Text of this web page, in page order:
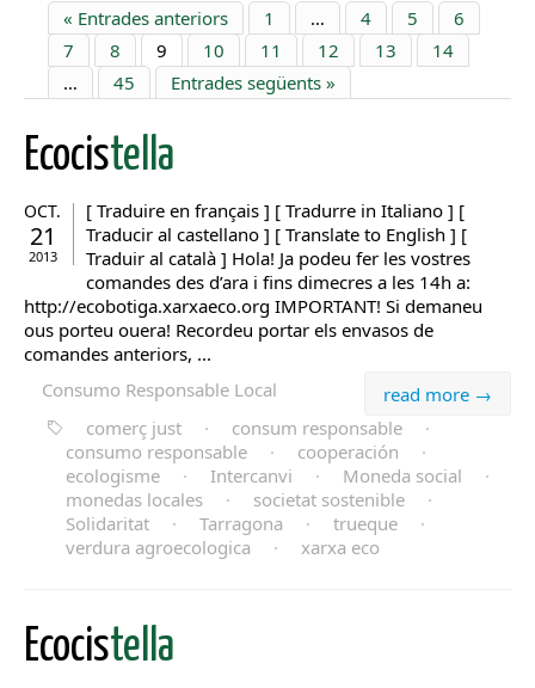
« Entrades anteriors 1 … 4 5
6
7
8 9 10 11 12 13
14
…
45 Entrades següents »
Ecocistella
OCT.
21
2013
[ Traduire en français ] [ Tradurre in Italiano ] [
Traducir al castellano ] [ Translate to English ] [
Traduir al català ] Hola! Ja podeu fer les vostres
comandes des d’ara i fins dimecres a les 14h a:
http://ecobotiga.xarxaeco.org IMPORTANT! Si demaneu
ous porteu ouera! Recordeu portar els envasos de
comandes anteriors, ...
read more →
Consumo Responsable Local
comerç just
· consum responsable
·
consumo responsable
· cooperación
·
ecologisme
· Intercanvi · Moneda social
·
monedas locales
· societat sostenible
·
Solidaritat
· Tarragona · trueque
·
verdura agroecologica
· xarxa eco
Ecocistella